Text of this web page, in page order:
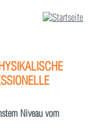
L
Niveau vom